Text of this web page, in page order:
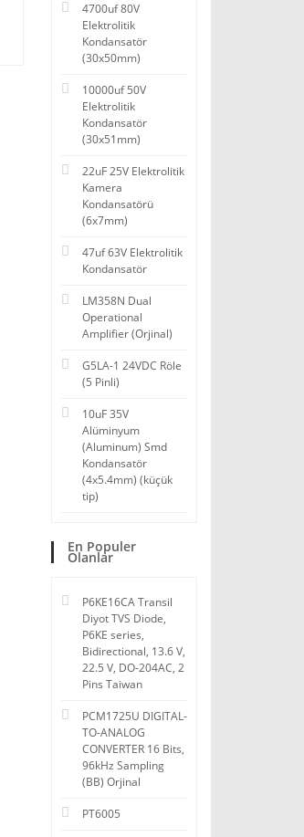
4700uf 80V
Elektrolitik
Kondansatör
(30x50mm)
10000uf 50V
Elektrolitik
Kondansatör
(30x51mm)
22uF 25V Elektrolitik
Kamera
Kondansatörü
(6x7mm)
47uf 63V Elektrolitik
Kondansatör
LM358N Dual
Operational
Amplifier (Orjinal)
G5LA-1 24VDC Röle
(5 Pinli)
10uF 35V
Alüminyum
(Aluminum) Smd
Kondansatör
(4x5.4mm) (küçük
tip)
En Populer
Olanlar
P6KE16CA Transil
Diyot TVS Diode,
P6KE series,
Bidirectional, 13.6 V,
22.5 V, DO-204AC, 2
Pins Taiwan
PCM1725U DIGITAL-
TO-ANALOG
CONVERTER 16 Bits,
96kHz Sampling
(BB) Orjinal
PT6005